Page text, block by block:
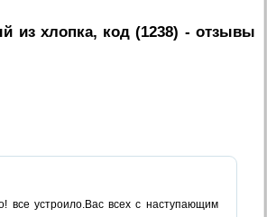
из хлопка, код (1238) - отзывы
все устроило.Вас всех с наступающим